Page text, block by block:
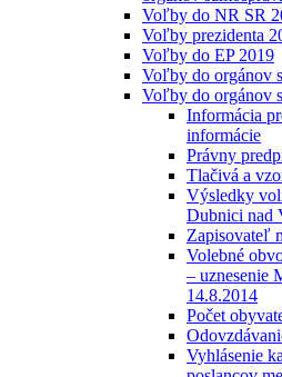
Voľby do NR SR
Voľby prezidenta
Voľby do EP 2019
Voľby do orgánov
Voľby do orgánov
Informácia
informácie
Právny
Tlačivá a
Výsledky
Dubnici nad
Zapisovateľ
Volebné
– uznesenie
14.8.2014
Počet
Vyhlásenie